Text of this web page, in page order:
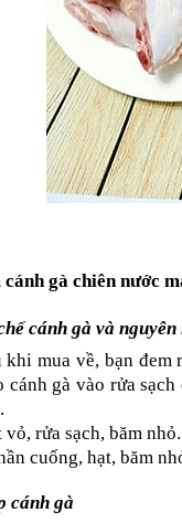
gà chiên nước
cánh gà và
khi mua về, bạn
cánh gà vào rửa
rửa sạch, băm nhỏ.
cuống, hạt, băm
cánh gà